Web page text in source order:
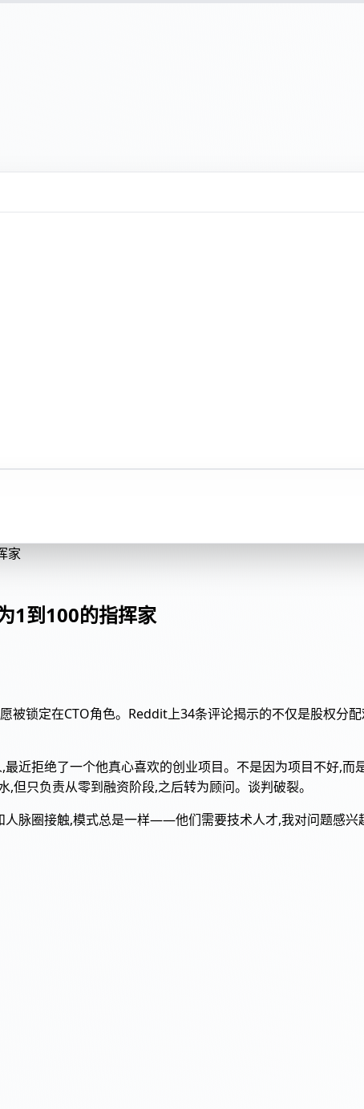
家
1到100的指挥家
被锁定在CTO角色。Reddit上34条评论揭示的不仅是股权
近拒绝了一个他真心喜欢的创业项目。不是因为项目不好,
只负责从零到融资阶段,之后转为顾问。谈判破裂。
脉圈接触,模式总是一样——他们需要技术人才,我对问题感兴